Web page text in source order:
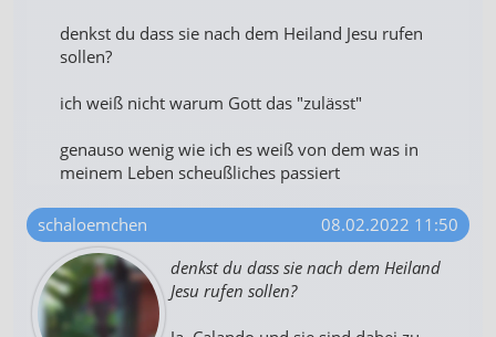
denkst du dass sie nach dem Heiland Jesu rufen
sollen?
ich weiß nicht warum Gott das "zulässt"
genauso wenig wie ich es weiß von dem was in
meinem Leben scheußliches passiert
schaloemchen
08.02.2022 11:50
denkst du dass sie nach dem Heiland
Jesu rufen sollen?